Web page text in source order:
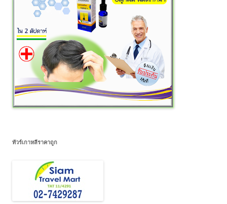
ทัวร์เกาหลีราคาถูก